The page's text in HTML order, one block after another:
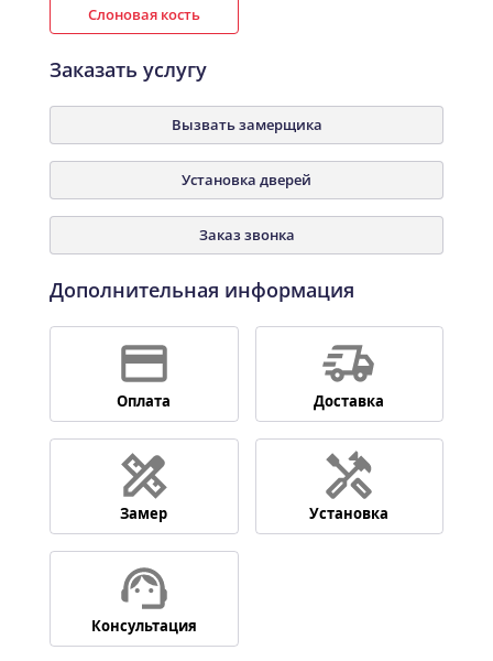
Слоновая кость
Заказать услугу
Вызвать замерщика
Установка дверей
Заказ звонка
Дополнительная информация
Оплата Доставка
Замер Установка
Консультация